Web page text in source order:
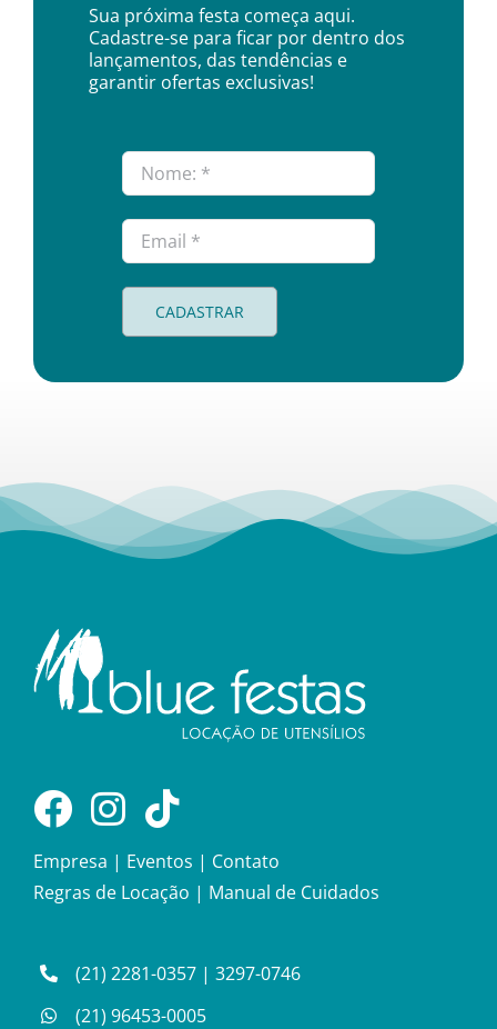
Sua próxima festa começa aqui.
Cadastre-se para ficar por dentro dos
lançamentos, das tendências e
garantir ofertas exclusivas!
CADASTRAR
Empresa | Eventos | Contato
Regras de Locação | Manual de Cuidados
(21) 2281-0357 |3297-0746
(21) 96453-0005